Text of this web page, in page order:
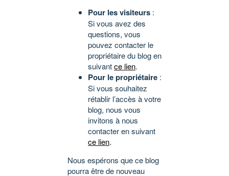
Pour les visiteurs :
Si vous avez des
questions, vous
pouvez contacter le
propriétaire du blog en
suivantce lien.
Pour le propriétaire :
Si vous souhaitez
rétablir l’accès à votre
blog, nous vous
invitons à nous
contacter en suivant
ce lien.
Nous espérons que ce blog
pourra être de nouveau